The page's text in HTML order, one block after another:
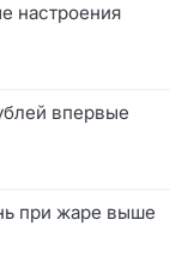
настроения
впервые
при жаре выше